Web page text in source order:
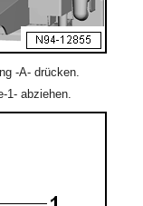
-A- drücken.
1- abziehen.